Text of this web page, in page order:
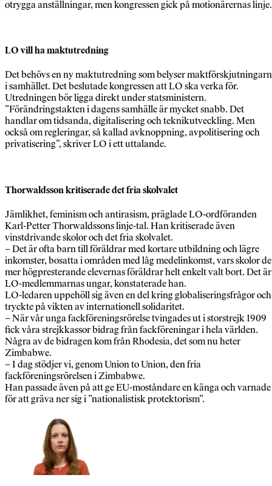
otrygga anställningar, men kongressen gick på motionärernas linje.
LO vill ha maktutredning
Det behövs en ny maktutredning som belyser
i samhället. Det beslutade kongressen att LO ska verka för.
Utredningen bör ligga direkt under statsministern.
”Förändringstakten i dagens samhälle är mycket snabb. Det
handlar om tidsanda, digitalisering och teknikutveckling. Men
också om regleringar, så kallad avknoppning, avpolitisering och
privatisering”, skriver LO i ett uttalande.
Thorwaldsson kritiserade det fria skolvalet
Jämlikhet, feminism och antirasism, präglade LO-ordföranden
Karl-Petter Thorwaldssons linje-tal. Han kritiserade även
vinstdrivande skolor och det fria skolvalet.
– Det är ofta barn till föräldrar med kortare utbildning och lägre
inkomster, bosatta i områden med låg medelinkomst, vars skolor de
mer högpresterande elevernas föräldrar helt enkelt valt bort. Det är
LO-medlemmarnas ungar, konstaterade han.
LO-ledaren uppehöll sig även en del kring globaliseringsfrågor och
tryckte på vikten av internationell solidaritet.
– När vår unga fackföreningsrörelse tvingades ut i storstrejk 1909
fick våra strejkkassor bidrag från fackföreningar i hela världen.
Några av de bidragen kom från Rhodesia, det som nu heter
Zimbabwe.
– I dag stödjer vi, genom Union to Union, den fria
fackföreningsrörelsen i Zimbabwe.
Han passade även på att ge EU-moståndare en känga och varnade
för att gräva ner sig i ”nationalistisk protektorism”.